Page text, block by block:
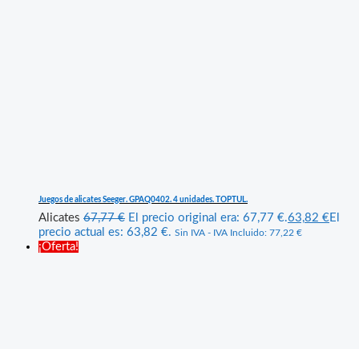
Juegos de alicates Seeger. GPAQ0402. 4 unidades. TOPTUL.
Alicates 67,77€ El precio original era: 67,77 €.63,82 €El
precio actual es: 63,82 €. Sin IVA - IVA Incluido: 77,22 €
¡Oferta!